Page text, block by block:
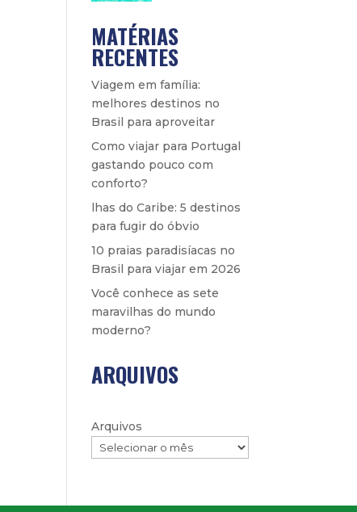
MATÉRIAS
RECENTES
Viagem em família:
melhores destinos no
Brasil para aproveitar
Como viajar para Portugal
gastando pouco com
conforto?
lhas do Caribe: 5 destinos
para fugir do óbvio
10 praias paradisíacas no
Brasil para viajar em 2026
Você conhece as sete
maravilhas do mundo
moderno?
ARQUIVOS
Arquivos